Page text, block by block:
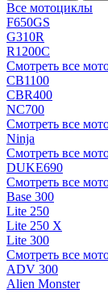
Все мотоциклы
F650GS
G310R
R1200C
Смотреть все
CB1100
CBR400
NC700
Смотреть все
Ninja
Смотреть все
DUKE690
Смотреть все
Base 300
Lite 250
Lite 250 X
Lite 300
Смотреть все
ADV 300
Alien Monster